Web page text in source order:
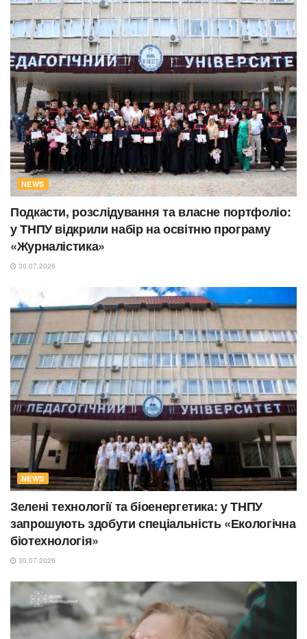
NEWS
Подкасти, розслідування та власне портфоліо:
у ТНПУ відкрили набір на освітню програму
«Журналістика»
30.07.2026
NEWS
Зелені технології та біоенергетика: у ТНПУ
запрошують здобути спеціальність «Екологічна
біотехнологія»
30.07.2026